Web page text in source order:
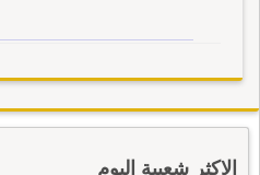
الاكثر شعبية اليوم